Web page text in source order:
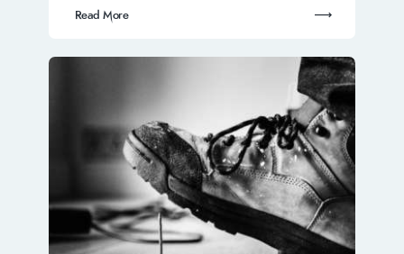
Read More